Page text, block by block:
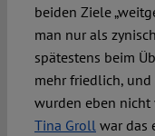
beiden Ziele
man nur als
spätestens beim
mehr friedlich,
wurden eben nicht
Tina Grollwar das